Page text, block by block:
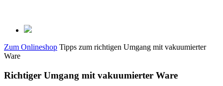
Zum Onlineshop Tipps zum richtigen Umgang mit vakuumierter
Ware
Richtiger Umgang mit vakuumierter Ware